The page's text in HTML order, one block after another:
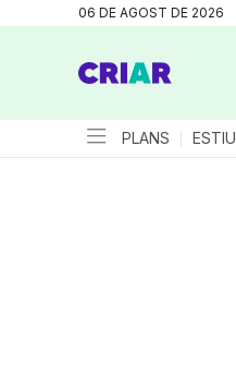
06 DE AGOST DE 2026
PLANS ESTIU